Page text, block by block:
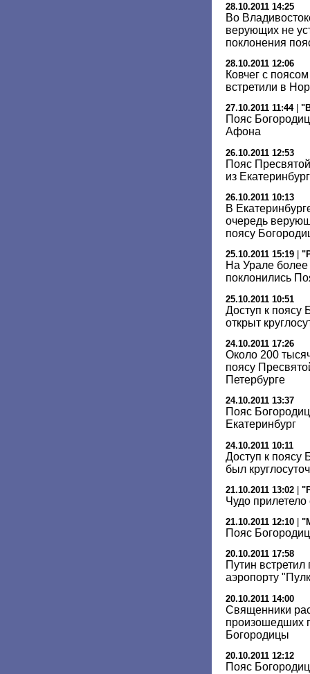
28.10.2011 14:25
Во
верующих не
поклонения
28.10.2011 12:06
Ковчег с
встретили в
27.10.2011 11:44|
Пояс
Афона
26.10.2011 12:53
Пояс
из
26.10.2011 10:13
В
очередь
поясу
25.10.2011 15:19
На Урале
поклонились
25.10.2011 10:51
Доступ к поясу
открыт
24.10.2011 17:26
Около 200
поясу
Петербурге
24.10.2011 13:37
Пояс
Екатеринбург
24.10.2011 10:11
Доступ к поясу
был
21.10.2011 13:02
Чудо
21.10.2011 12:10
Пояс
20.10.2011 17:58
Путин
аэропорту
20.10.2011 14:00
Священники
произошедших
Богородицы
20.10.2011 12:12
Пояс